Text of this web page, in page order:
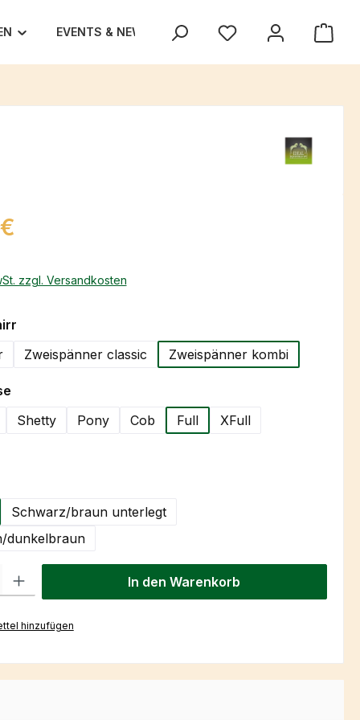
EVENTS & NEWS UNSER TEAM TEXAS
zzgl. Versandkosten
auswählen
Zweispänner classic Zweispänner kombi
auswählen
Shetty Pony Cob Full
XFull
Schwarz/braun unterlegt
dunkelbraun
Gib den gewünschten Wert ein oder benutze die Schaltflächen
In den Warenkorb
hinzufügen